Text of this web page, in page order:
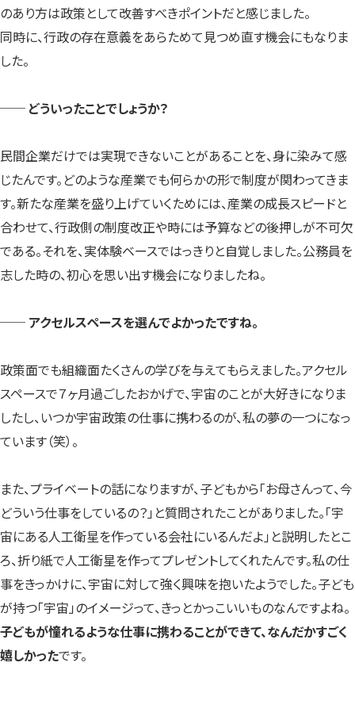
のあり方は政策として改善すべきポイントだと感じました。
同時に、行政の存在意義をあらためて見つめ直す機会にもなりま
した。
── どういったことでしょうか？
民間企業だけでは実現できないことがあることを、身に染みて感
じたんです。どのような産業でも何らかの形で制度が関わってきま
す。新たな産業を盛り上げていくためには、産業の成長スピードと
合わせて、行政側の制度改正や時には予算などの後押しが不可欠
である。それを、実体験ベースではっきりと自覚しました。公務員を
志した時の、初心を思い出す機会になりましたね。
── アクセルスペースを選んでよかったですね。
政策面でも組織面たくさんの学びを与えてもらえました。アクセル
スペースで７ヶ月過ごしたおかげで、宇宙のことが大好きになりま
したし、いつか宇宙政策の仕事に携わるのが、私の夢の一つになっ
ています（笑）。
また、プライベートの話になりますが、子どもから「お母さんって、今
どういう仕事をしているの？」と質問されたことがありました。「宇
宙にある人工衛星を作っている会社にいるんだよ」と説明したとこ
ろ、折り紙で人工衛星を作ってプレゼントしてくれたんです。私の仕
事をきっかけに、宇宙に対して強く興味を抱いたようでした。子ども
が持つ「宇宙」のイメージって、きっとかっこいいものなんですよね。
子どもが憧れるような仕事に携わることができて、なんだかすごく
嬉しかったです。